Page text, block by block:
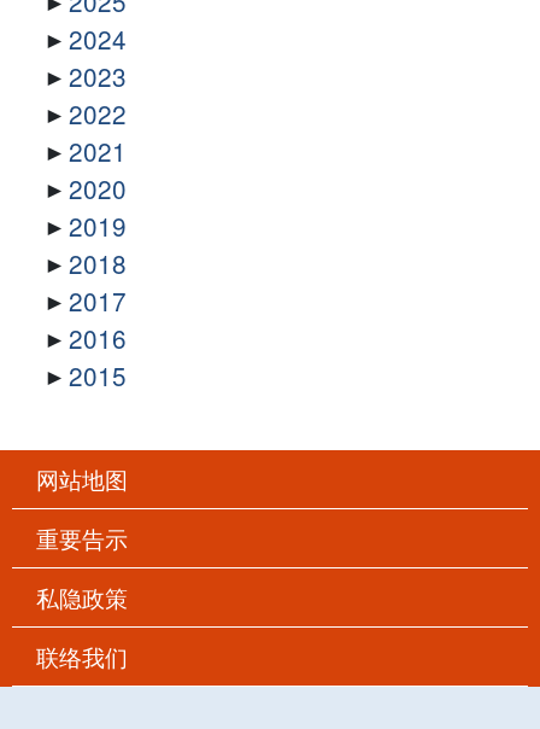
2024
2023
2022
2021
2020
2019
2018
2017
2016
2015
网站地图
重要告示
私隐政策
联络我们